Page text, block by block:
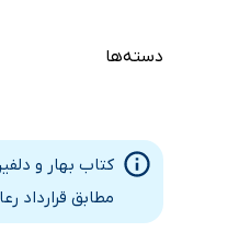
دسته‌ها
کتاب بهار و
مطابق قرارداد